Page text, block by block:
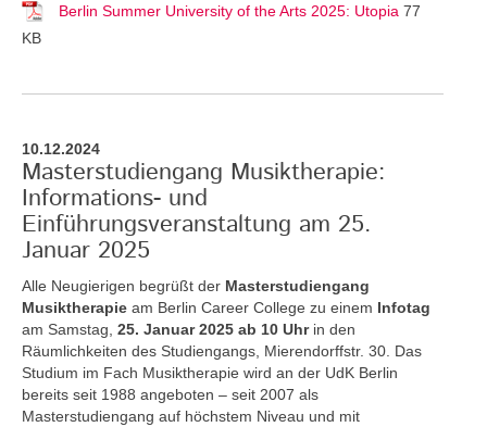
Berlin Summer University of the Arts 2025: Utopia 77
KB
10.12.2024
Masterstudiengang Musiktherapie:
Informations- und
Einführungsveranstaltung am 25.
Januar 2025
Alle Neugierigen begrüßt der Masterstudiengang
Musiktherapie am Berlin Career College zu einem Infotag
am Samstag, 25. Januar 2025 ab 10 Uhrin den
Räumlichkeiten des Studiengangs, Mierendorffstr. 30. Das
Studium im Fach Musiktherapie wird an der UdK Berlin
bereits seit 1988 angeboten – seit 2007 als
Masterstudiengang auf höchstem Niveau und mit